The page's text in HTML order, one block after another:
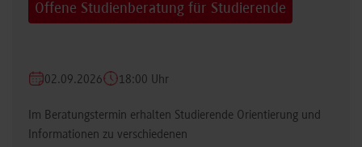
Offene Studienberatung für Studierende
02.09.2026 18:00 Uhr
Im Beratungstermin erhalten Studierende Orientierung und
Informationen zu verschiedenen